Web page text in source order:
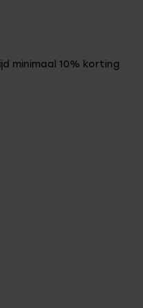
Fotolijsten| Cadeausets|
gouden sieraden
minimaal 10% korting